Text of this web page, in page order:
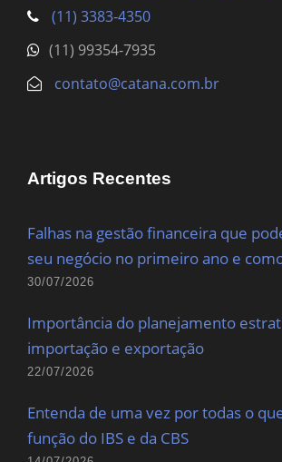
(11) 3383-4350
(11) 99354-7935
contato@catana.com.br
Artigos Recentes
Falhas na gestão financeira que
seu negócio no primeiro ano e
30/07/2026
Importância do planejamento
importação e exportação
22/07/2026
Entenda de uma vez por todas o
função do IBS e da CBS